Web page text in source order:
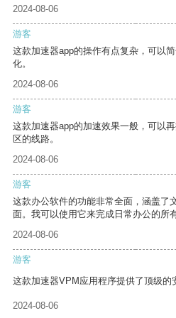
2024-08-06
游客
这款加速器app的操作有点复杂，可以
化。
2024-08-06
游客
这款加速器app的加速效果一般，可以
区的线路。
2024-08-06
游客
这款办公软件的功能非常全面，涵盖了
面。我可以使用它来完成日常办公的所
2024-08-06
游客
这款加速器VPM应用程序提供了顶级的
2024-08-06